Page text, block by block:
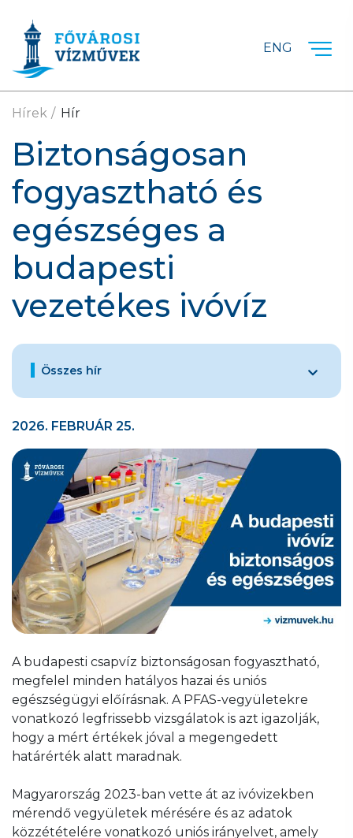
ENG
Hírek Hír
Biztonságosan
fogyasztható és
egészséges a
budapesti
vezetékes ivóvíz
Összes hír
2026. FEBRUÁR 25.
A budapesti csapvíz biztonságosan fogyasztható,
megfelel minden hatályos hazai és uniós
egészségügyi előírásnak. A PFAS-vegyületekre
vonatkozó legfrissebb vizsgálatok is azt igazolják,
hogy a mért értékek jóval a megengedett
határérték alatt maradnak.
Magyarország 2023-ban vette át az ivóvizekben
mérendő vegyületek mérésére és az adatok
közzétételére vonatkozó uniós irányelvet, amely